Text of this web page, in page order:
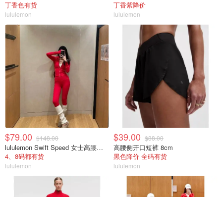
丁香色有货
lululemon
丁香紫降价
lululemon
$79.00 $148.00
lululemon Swift Speed 女士高腰紧身裤
4、8码都有货
lululemon
$39.00 $88.00
高腰侧开口短裤 8cm
黑色降价 全码有货
lululemon